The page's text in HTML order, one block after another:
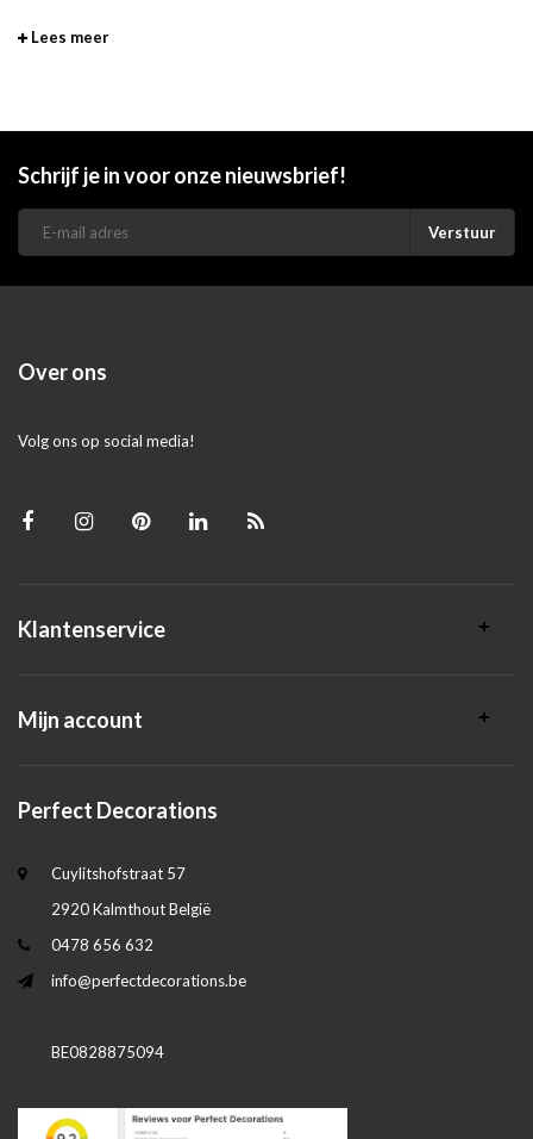
Lees meer
Schrijf je in voor onze nieuwsbrief!
Verstuur
Over ons
Volg ons op social media!
Klantenservice
Mijn account
Perfect Decorations
Cuylitshofstraat 57
2920 Kalmthout België
0478 656 632
info@perfectdecorations.be
BE0828875094